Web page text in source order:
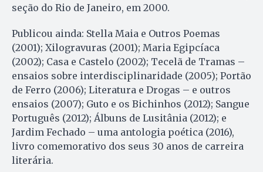
seção do Rio de Janeiro, em 2000.
Publicou ainda: Stella Maia e Outros Poemas
(2001); Xilogravuras (2001); Maria Egipcíaca
(2002); Casa e Castelo (2002); Tecelã de Tramas –
ensaios sobre interdisciplinaridade (2005); Portão
de Ferro (2006); Literatura e Drogas – e outros
ensaios (2007); Guto e os Bichinhos (2012); Sangue
Português (2012); Álbuns de Lusitânia (2012); e
Jardim Fechado – uma antologia poética (2016),
livro comemorativo dos seus 30 anos de carreira
literária.